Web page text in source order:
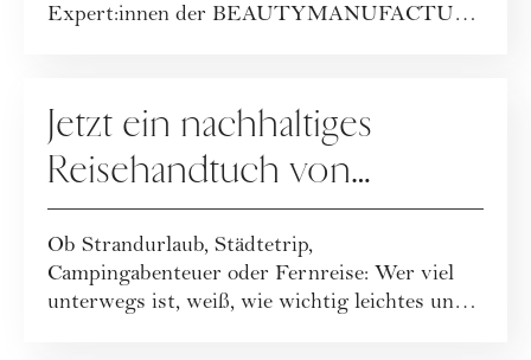
Expert:innen der BEAUTYMANUFACTUR
Jetzt ein nachhaltiges
Reisehandtuch von
Buvanha gewinnen
Ob Strandurlaub, Städtetrip,
Campingabenteuer oder Fernreise: Wer viel
unterwegs ist, weiß, wie wichtig leichtes und